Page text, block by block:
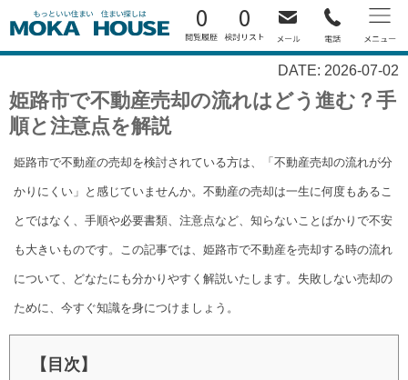
0 0
DATE: 2026-07-02
姫路市で不動産売却の流れはどう進む？手
順と注意点を解説
姫路市で不動産の売却を検討されている方は、「不動産売却の流れが分
かりにくい」と感じていませんか。不動産の売却は一生に何度もあるこ
とではなく、手順や必要書類、注意点など、知らないことばかりで不安
も大きいものです。この記事では、姫路市で不動産を売却する時の流れ
について、どなたにも分かりやすく解説いたします。失敗しない売却の
ために、今すぐ知識を身につけましょう。
【目次】